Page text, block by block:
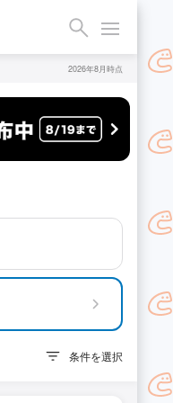
2026年8月時点
条件を選択